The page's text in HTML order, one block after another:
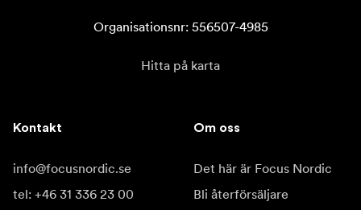
Organisationsnr: 556507-4985
Hitta på karta
Kontakt
info@focusnordic.se
tel: +46 31 336 23 00
Om oss
Det här är Focus Nordic
Bli återförsäljare